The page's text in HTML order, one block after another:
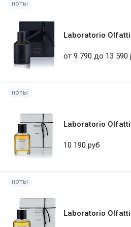
ноты
Laboratorio
от 9 790 до 13 590
ноты
Laboratorio
10 190 руб
ноты
Laboratorio